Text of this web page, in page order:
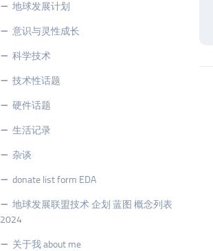
地球发展计划
意识与灵性成长
科学技术
技术性话题
硬件话题
生活记录
杂谈
donate list form EDA
地球发展联盟技术 企划 蓝图 概念列表
2024
关于我 about me